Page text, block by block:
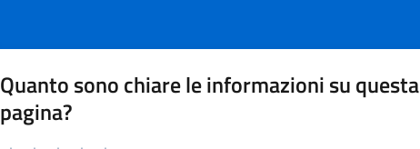
Quanto sono chiare le informazioni su questa
pagina?